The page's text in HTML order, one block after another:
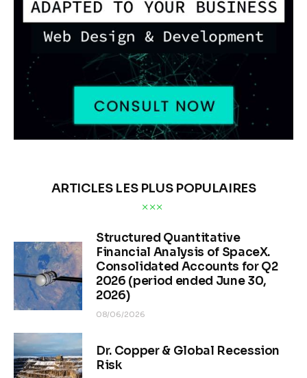
ARTICLES LES PLUS POPULAIRES
Structured Quantitative
Financial Analysis of SpaceX.
Consolidated Accounts for Q2
2026 (period ended June 30,
2026)
08/06/2026
Dr. Copper & Global Recession
Risk